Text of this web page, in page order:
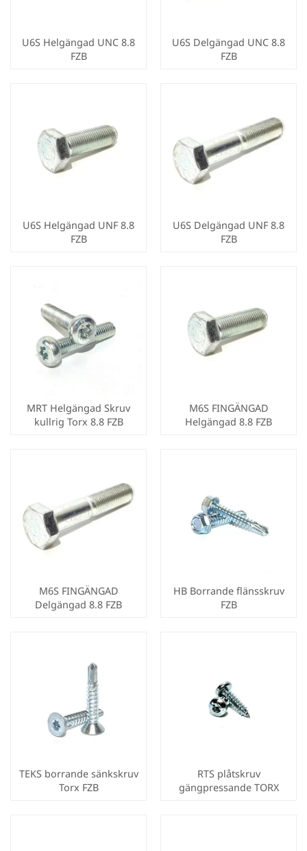
U6S Helgängad UNC 8.8
FZB
U6S Delgängad UNC 8.8
FZB
U6S Helgängad UNF 8.8
FZB
U6S Delgängad UNF 8.8
FZB
MRT Helgängad Skruv
kullrig Torx 8.8 FZB
M6S FINGÄNGAD
Helgängad 8.8 FZB
M6S FINGÄNGAD
Delgängad 8.8 FZB
HB Borrande flänsskruv
FZB
TEKS borrande sänkskruv
Torx FZB
RTS plåtskruv
gängpressande TORX